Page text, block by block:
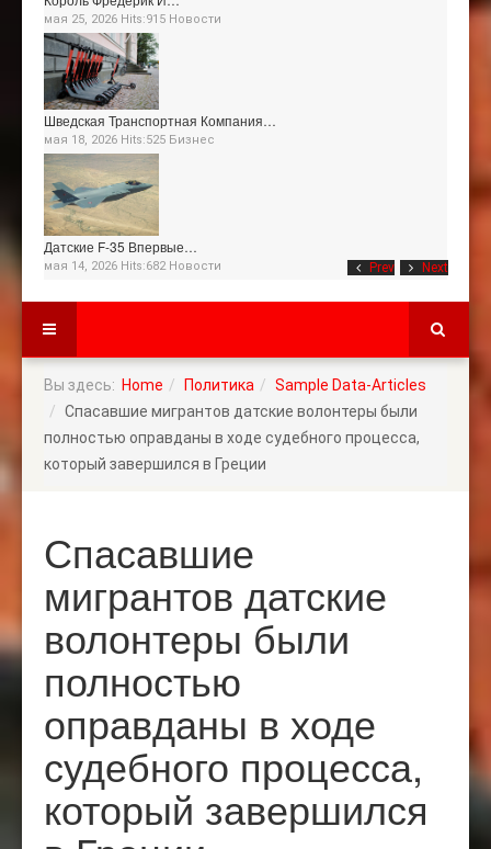
Prev Next
мая 25, 2026 Hits:915 Новости
Шведская Транспортная Компания…
мая 18, 2026 Hits:525 Бизнес
Датские F-35 Впервые…
мая 14, 2026 Hits:682 Новости
Вы здесь: Home Политика
Sample Data-Articles
Спасавшие мигрантов датские волонтеры были
полностью оправданы в ходе судебного процесса,
который завершился в Греции
Спасавшие
мигрантов датские
волонтеры были
полностью
оправданы в ходе
судебного процесса,
который завершился